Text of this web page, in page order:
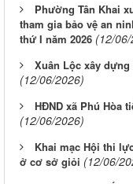
Phường Tân Khai
tham gia bảo vệ an
thứ I năm 2026 (12/
Xuân Lộc xây
(12/06/2026)
HĐND xã Phú Hòa
(12/06/2026)
Khai mạc Hội thi
ở cơ sở giỏi (12/06/